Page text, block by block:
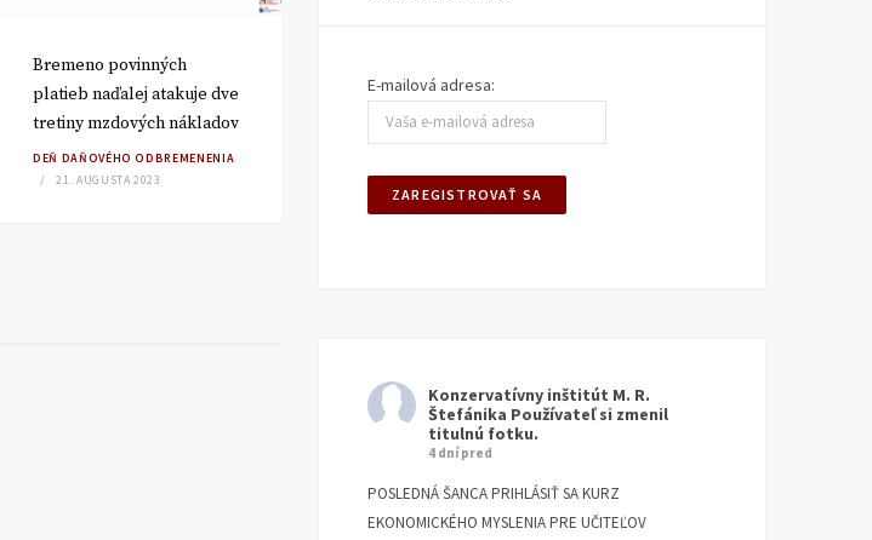
Bremeno povinných
platieb naďalej atakuje dve
tretiny mzdových nákladov
DEŇ DAŇOVÉHO ODBREMENENIA
21. AUGUSTA 2023
zárobkov ľudí putuje na
štátom vynútené platby. Až
nich odbremenili
DEŇ DAŇOVÉHO ODBREMENENIA
E-mailová adresa:
Konzervatívny inštitút M. R.
Štefánika Používateľ si zmenil
titulnú fotku.
4 dní pred
POSLEDNÁ ŠANCA PRIHLÁSIŤ SA KURZ
EKONOMICKÉHO MYSLENIA PRE UČITEĽOV